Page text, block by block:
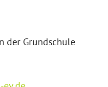
der Grundschule